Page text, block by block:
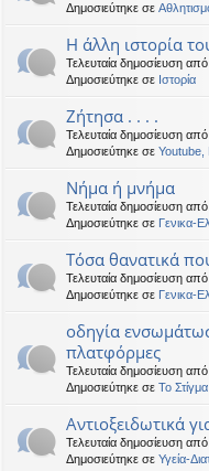
Δημοσιεύτηκε σε
Η άλλη ιστορία
Τελευταία δημοσίευση από
Δημοσιεύτηκε σε Ιστορία
Ζήτησα . . . .
Τελευταία δημοσίευση από
Δημοσιεύτηκε σε Youtube,
Νήμα ή μνήμα
Τελευταία δημοσίευση από
Δημοσιεύτηκε σε Γενικα-
Τόσα θανατικά
Τελευταία δημοσίευση από
Δημοσιεύτηκε σε Γενικα-
οδηγία
πλατφόρμες
Τελευταία δημοσίευση από
Δημοσιεύτηκε σε Το
Αντιοξειδωτικά
Τελευταία δημοσίευση από
Δημοσιεύτηκε σε Υγεία-